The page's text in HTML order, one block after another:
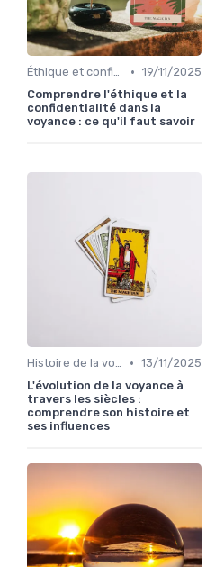
Éthique et confidentialité • 19/11/2025
Comprendre l'éthique et la
confidentialité dans la
voyance : ce qu'il faut savoir
Histoire de la voyance • 13/11/2025
L'évolution de la voyance à
travers les siècles :
comprendre son histoire et
ses influences